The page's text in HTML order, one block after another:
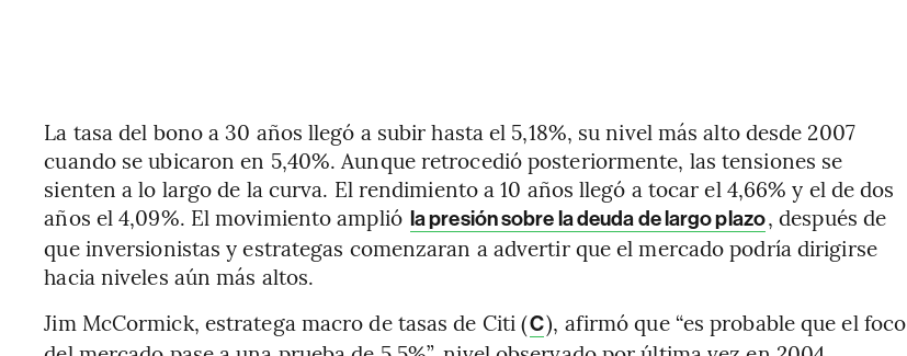
La tasa del bono a 30 años llegó a subir hasta el 5,18%, su nivel más alto desde 2007
cuando se ubicaron en 5,40%. Aunque retrocedió posteriormente, las tensiones se
sienten a lo largo de la curva. El rendimiento a 10 años llegó a tocar el 4,66% y el de dos
años el 4,09%. El movimiento amplió la presión sobre la deuda de largo plazo, después de
que inversionistas y estrategas comenzaran a advertir que el mercado podría dirigirse
hacia niveles aún más altos.
Jim McCormick, estratega macro de tasas de Citi (C), afirmó que “es probable que el foco